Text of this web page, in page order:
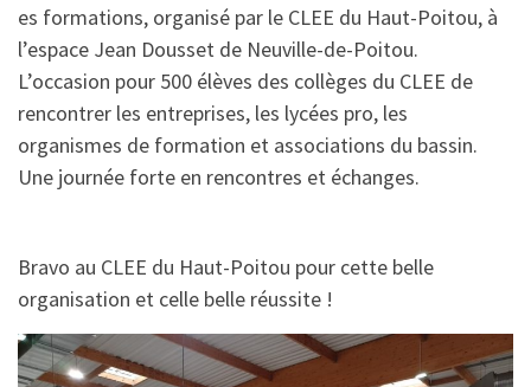
es formations, organisé par le CLEE du Haut-Poitou, à
l’espace Jean Dousset de Neuville-de-Poitou.
L’occasion pour 500 élèves des collèges du CLEE de
rencontrer les entreprises, les lycées pro, les
organismes de formation et associations du bassin.
Une journée forte en rencontres et échanges.
Bravo au CLEE du Haut-Poitou pour cette belle
organisation et celle belle réussite !